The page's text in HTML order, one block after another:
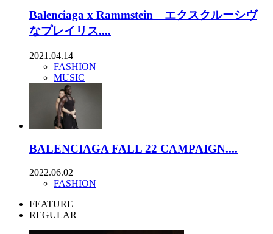
Balenciaga x Rammstein エクスクルーシヴ
なプレイリス....
2021.04.14
FASHION
MUSIC
BALENCIAGA FALL 22 CAMPAIGN....
2022.06.02
FASHION
FEATURE
REGULAR